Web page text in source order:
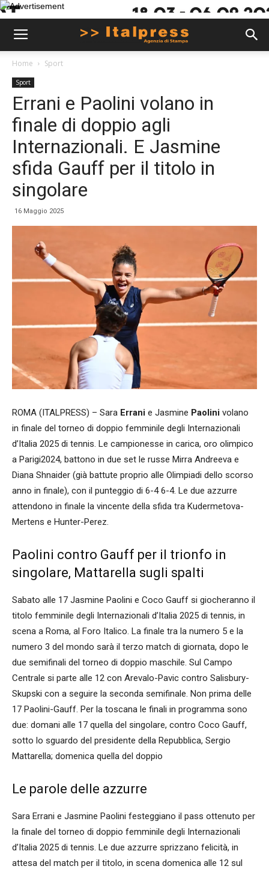
Home Sport
Sport
Errani e Paolini volano in
finale di doppio agli
Internazionali. E Jasmine
sfida Gauff per il titolo in
singolare
16 Maggio 2025
ROMA (ITALPRESS) – Sara Errani e Jasmine Paolini volano
in finale del torneo di doppio femminile degli Internazionali
d’Italia 2025 di tennis. Le campionesse in carica, oro olimpico
a Parigi2024, battono in due set le russe Mirra Andreeva e
Diana Shnaider (già battute proprio alle Olimpiadi dello scorso
anno in finale), con il punteggio di 6-4 6-4. Le due azzurre
attendono in finale la vincente della sfida tra Kudermetova-
Mertens e Hunter-Perez.
Paolini contro Gauff per il trionfo in
singolare, Mattarella sugli spalti
Sabato alle 17 Jasmine Paolini e Coco Gauff si giocheranno il
titolo femminile degli Internazionali d’Italia 2025 di tennis, in
scena a Roma, al Foro Italico. La finale tra la numero 5 e la
numero 3 del mondo sarà il terzo match di giornata, dopo le
due semifinali del torneo di doppio maschile. Sul Campo
Centrale si parte alle 12 con Arevalo-Pavic contro Salisbury-
Skupski con a seguire la seconda semifinale. Non prima delle
17 Paolini-Gauff. Per la toscana le finali in programma sono
due: domani alle 17 quella del singolare, contro Coco Gauff,
sotto lo sguardo del presidente della Repubblica, Sergio
Mattarella; domenica quella del doppio
Le parole delle azzurre
Sara Errani e Jasmine Paolini festeggiano il pass ottenuto per
la finale del torneo di doppio femminile degli Internazionali
d’Italia 2025 di tennis. Le due azzurre sprizzano felicità, in
attesa del match per il titolo, in scena domenica alle 12 sul